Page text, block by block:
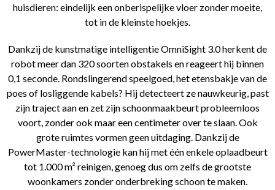
huisdieren: eindelijk een onberispelijke vloer zonder moeite,
tot in de kleinste hoekjes.
Dankzij de kunstmatige intelligentie OmniSight 3.0 herkent de
robot meer dan 320 soorten obstakels en reageert hij binnen
0,1 seconde. Rondslingerend speelgoed, het etensbakje van de
poes of losliggende kabels? Hij detecteert ze nauwkeurig, past
zijn traject aan en zet zijn schoonmaakbeurt probleemloos
voort, zonder ook maar een centimeter over te slaan. Ook
grote ruimtes vormen geen uitdaging. Dankzij de
PowerMaster-technologie kan hij met één enkele oplaadbeurt
tot 1.000 m² reinigen, genoeg dus om zelfs de grootste
woonkamers zonder onderbreking schoon te maken.